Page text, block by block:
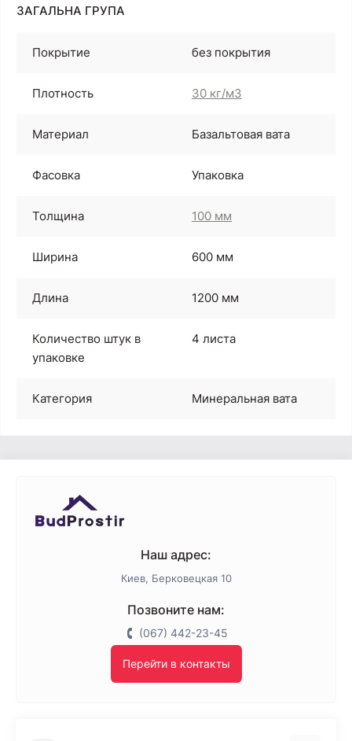
ЗАГАЛЬНА ГРУПА
Покрытие без покрытия
Плотность 30 кг/м3
Материал Базальтовая вата
Фасовка Упаковка
Толщина 100 мм
Ширина 600 мм
Длина 1200 мм
Количество штук в
упаковке
4 листа
Категория Минеральная вата
Наш адрес:
Киев, Берковецкая 10
Позвоните нам:
(067) 442-23-45
Перейти в контакты